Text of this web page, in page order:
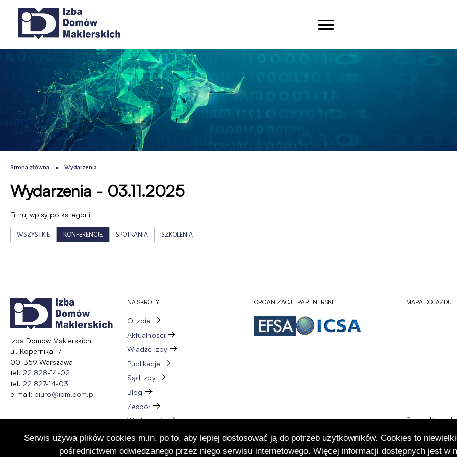
Serwis używa plików cookies m.in. po to, aby lepiej dostosować ją do potrzeb użytkowników. Cookies to
pośrednictwem odwiedzanego przez niego serwisu internetowego. Więcej informacji dostępnych jest w
Wydarzenia
Izba
Domów
Maklerskich
Przejdź
głównego
Przejdź
Przejdź
wyszukiwania
Przejdź
nawigacja
Ścieżka
nawigacyjna
Strona główna Wydarzenia
Wydarzenia - 03.11.2025
Filtruj wpisy po kategorii
WSZYSTKIE KONFERENCJE SPOTKANIA SZKOLENIA
Izba Domów Maklerskich
ul. Kopernika 17
00-359 Warszawa
tel. 22 828-14-02
tel. 22 827-14-03
e-mail: biuro@idm.com.pl
NA SKRÓTY
O Izbie
Aktualności
Władze Izby
Publikacje
Sąd Izby
Blog
Zespół
Wydarzenia
Członkostwo
Kontakt
ORGANIZACJE PARTNERSKIE MAPA DOJAZDU
Sprawdź
się
w
nowej